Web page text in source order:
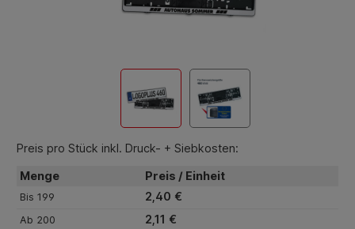
Preis pro Stück inkl. Druck- + Siebkosten:
Menge Preis / Einheit
Bis 199 2,40 €
Ab 200 2,11 €